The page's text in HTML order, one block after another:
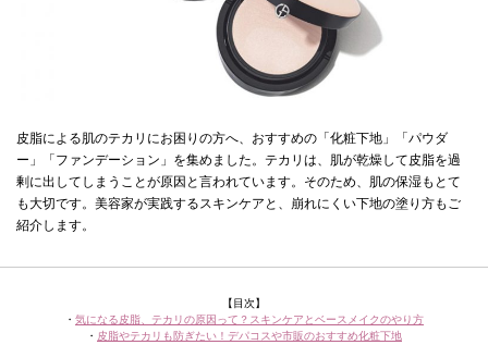
皮脂による肌のテカリにお困りの方へ、おすすめの「化粧下地」「パウダ
ー」「ファンデーション」を集めました。テカリは、肌が乾燥して皮脂を過
剰に出してしまうことが原因と言われています。そのため、肌の保湿もとて
も大切です。美容家が実践するスキンケアと、崩れにくい下地の塗り方もご
紹介します。
【目次】
・ 気になる皮脂、テカリの原因って？スキンケアとベースメイクのやり方
・ 皮脂やテカリも防ぎたい！デパコスや市販のおすすめ化粧下地